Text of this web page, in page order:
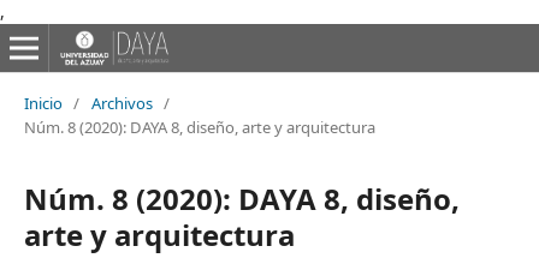
,
Inicio / Archivos /
Núm. 8 (2020): DAYA 8, diseño, arte y arquitectura
Núm. 8 (2020): DAYA 8, diseño,
arte y arquitectura